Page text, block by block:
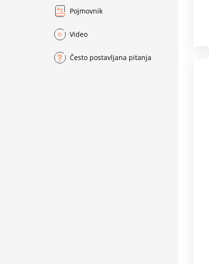
Pojmovnik
Video
Često postavljana pitanja